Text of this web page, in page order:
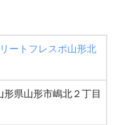
ートフレスポ山形北
形県山形市嶋北２丁目